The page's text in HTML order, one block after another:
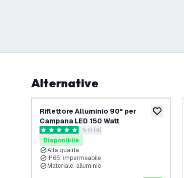
Alternative
aggiungi
Riflettore Alluminio 90° per
Campana LED 150 Watt
apri il cassetto delle recensioni
5 stelle di valutazione
5.0 (4)
Disponibile
Alta qualità
IP65: impermeabile
Materiale: alluminio